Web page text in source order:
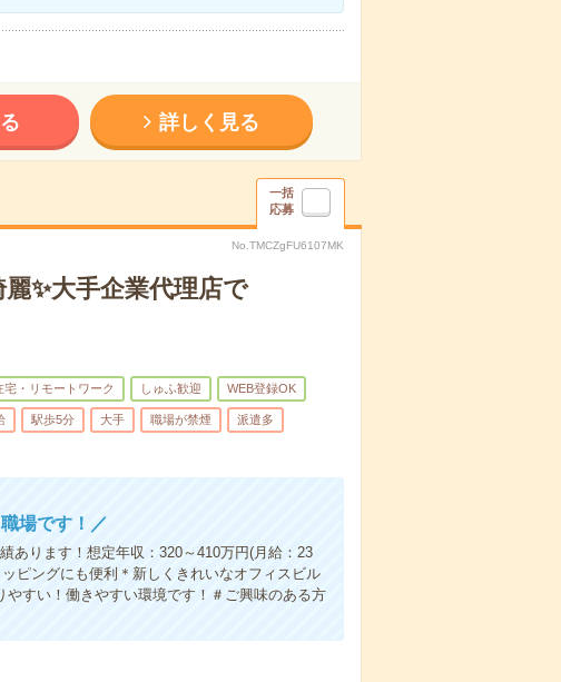
詳しく見る
一括
応募
No.TMCZgFU6107MK
✨大手企業代理店で
宅・リモートワーク しゅふ歓迎 WEB登録OK
駅歩5分 大手 職場が禁煙 派遣多
場です！／
あります！想定年収：320～410万円(月給：23
ピングにも便利＊新しくきれいなオフィスビル
すい！働きやすい環境です！＃ご興味のある方